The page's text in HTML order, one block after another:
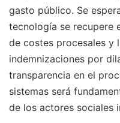
gasto público. Se
tecnología se recupere
de costes procesales y
indemnizaciones por
transparencia en el
sistemas será
de los actores sociales